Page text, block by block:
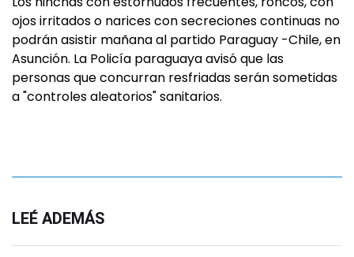
ojos irritados o narices con secreciones continuas no
podrán asistir mañana al partido Paraguay -Chile, en
Asunción. La Policía paraguaya avisó que las
personas que concurran resfriadas serán sometidas
a "controles aleatorios" sanitarios.
LEÉ ADEMÁS